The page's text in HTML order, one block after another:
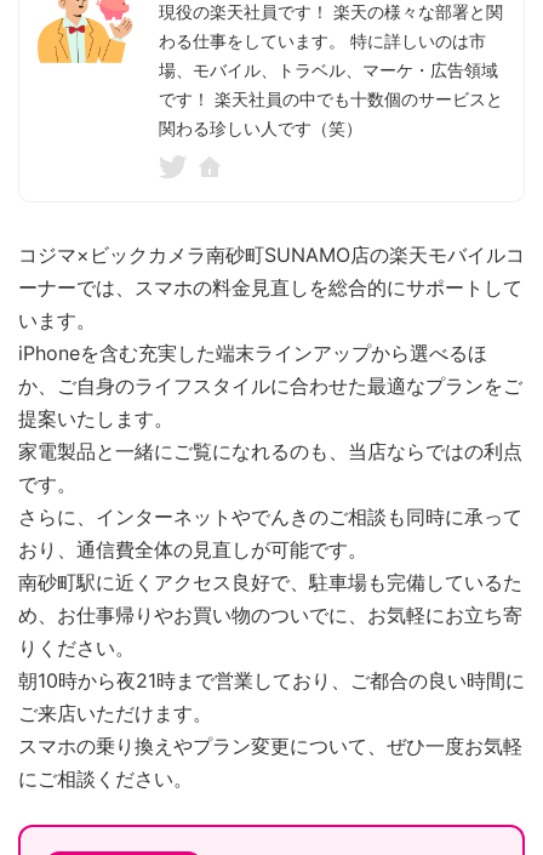
現役の楽天社員です！ 楽天の様々な部署と関
わる仕事をしています。 特に詳しいのは市
場、モバイル、トラベル、マーケ・広告領域
です！ 楽天社員の中でも十数個のサービスと
関わる珍しい人です（笑）
コジマ×ビックカメラ南砂町SUNAMO店の楽天モバイルコ
ーナーでは、スマホの料金見直しを総合的にサポートして
います。
iPhoneを含む充実した端末ラインアップから選べるほ
か、ご自身のライフスタイルに合わせた最適なプランをご
提案いたします。
家電製品と一緒にご覧になれるのも、当店ならではの利点
です。
さらに、インターネットやでんきのご相談も同時に承って
おり、通信費全体の見直しが可能です。
南砂町駅に近くアクセス良好で、駐車場も完備しているた
め、お仕事帰りやお買い物のついでに、お気軽にお立ち寄
りください。
朝10時から夜21時まで営業しており、ご都合の良い時間に
ご来店いただけます。
スマホの乗り換えやプラン変更について、ぜひ一度お気軽
にご相談ください。